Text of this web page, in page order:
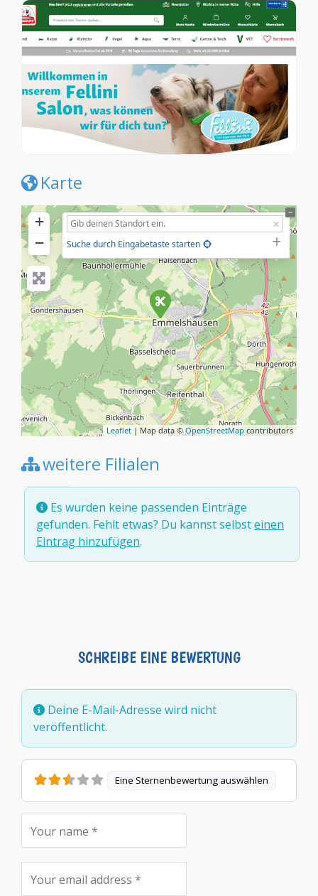
Karte
+
−
Suche durch Eingabetaste starten
Leaflet | Map data ©OpenStreetMap contributors
weitere Filialen
Es wurden keine passenden Einträge
gefunden. Fehlt etwas? Du kannst selbsteinen
Eintrag hinzufügen.
SCHREIBE EINE BEWERTUNG
Deine E-Mail-Adresse wird nicht
veröffentlicht.
Eine Sternenbewertung auswählen